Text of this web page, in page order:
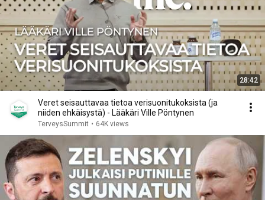
28:42
Veret seisauttavaa tietoa verisuonitukoksista (ja
niiden ehkäisystä) - Lääkäri Ville Pöntynen
TerveysSummit • 64K views